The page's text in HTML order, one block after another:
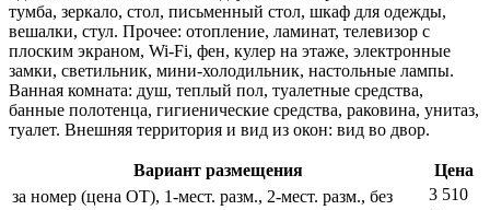
тумба, зеркало, стол, письменный стол, шкаф для одежды,
вешалки, стул. Прочее: отопление, ламинат, телевизор с
плоским экраном, Wi-Fi, фен, кулер на этаже, электронные
замки, светильник, мини-холодильник, настольные лампы.
Ванная комната: душ, теплый пол, туалетные средства,
банные полотенца, гигиенические средства, раковина, унитаз,
туалет. Внешняя территория и вид из окон: вид во двор.
Вариант размещения
Цена
за номер (цена ОТ), 1-мест. разм., 2-мест. разм., без
3 510